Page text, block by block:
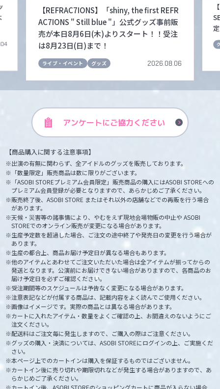
【REFRAC7IONS】「shiny, the first REFR
AC7IONS " Still blue "」公式グッズ事前販
売が本日8月6日(木)よりスタート！！受注
は8月23日(日)まで！
ライブ・イベント グッズ 2026.08.06
アンケートにご協力ください
【商品購入に関する注意事項】
出演の有無に関わらず、全アイドルのグッズを販売しております。
「数量限定」販売商品は数に限りがございます。
「ASOBI STOREプレミアム会員限定」販売商品の購入にはASOBI STOREへの
プレミアム会員登録が必要となりますので、あらかじめご了承ください。
販売終了後、ASOBI STORE またはそれ以外の店舗などでの再販を行う場合
があります。
天候・災害等の諸事情により、やむをえず現地会場物販の中止や ASOBI
STOREでのオンライン販売が変更になる場合があります。
生産予定数を超過した場合、ご注文の途中終了や発売日の変更を行う場合が
あります。
生産の都合上、商品お届け予定日が異なる場合もあります。
他のアイテムとあわせてご注文いただいた場合は全アイテムが揃ってからの
発送となります。公演前にお届けできない場合がありますので、各商品のお
届け予定日を必ずご確認ください。
受注期間等のスケジュールは予告なく変更になる場合があります。
注意表記などが付属する商品は、記載内容をよく読んでご使用ください。
画像はイメージです。実際の商品とは異なる場合があります。
カートに入れたアイテム・数量をよくご確認の上、お間違えのないようにご
注文ください。
配送料はご注文毎に発生しますので、ご購入の際はご注意ください。
グッズの購入・決済については、ASOBI STOREにログインの上、ご実施くだ
さい。
本ページ上でのカートインは購入を保証するものではございません。
カートイン後に売り切れや期限切れなどが発生する場合がありますので、あ
らかじめご了承ください。